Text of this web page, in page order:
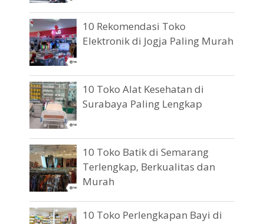
10 Rekomendasi Toko
Elektronik di Jogja Paling Murah
10 Toko Alat Kesehatan di
Surabaya Paling Lengkap
10 Toko Batik di Semarang
Terlengkap, Berkualitas dan
Murah
10 Toko Perlengkapan Bayi di